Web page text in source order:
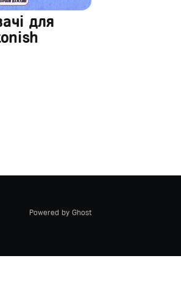
для
Powered by Ghost